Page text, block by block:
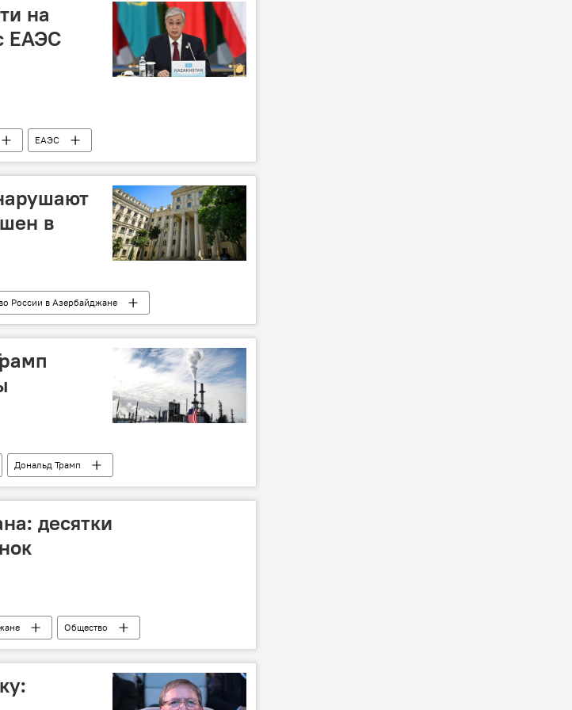
на
ЕАЭС
ЕАЭС
Китай
в
России в Азербайджане
МИД Азербайджана
Россотрудничество
Дональд Трамп
Энергетика
десятки
Общество